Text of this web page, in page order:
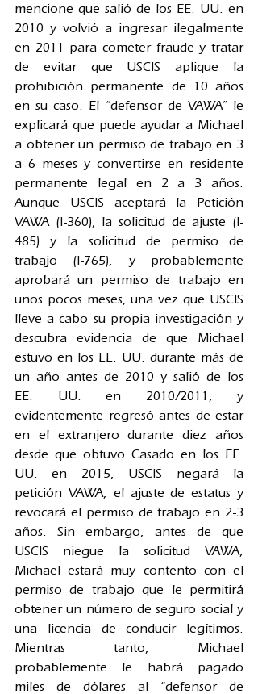
mencione que salió de los EE. UU. en
2010 y volvió a ingresar ilegalmente
en 2011 para cometer fraude y tratar
de evitar que USCIS aplique la
prohibición permanente de 10 años
en su caso. El “defensor de VAWA” le
explicará que puede ayudar a Michael
a obtener un permiso de trabajo en 3
a 6 meses y convertirse en residente
permanente legal en 2 a 3 años.
Aunque USCIS aceptará la Petición
VAWA (I-360), la solicitud de ajuste (I-
485) y la solicitud de permiso de
trabajo (I-765), y probablemente
aprobará un permiso de trabajo en
unos pocos meses, una vez que USCIS
lleve a cabo su propia investigación y
descubra evidencia de que Michael
estuvo en los EE. UU. durante más de
un año antes de 2010 y salió de los
EE. UU. en 2010/2011, y
evidentemente regresó antes de estar
en el extranjero durante diez años
desde que obtuvo Casado en los EE.
UU. en 2015, USCIS negará la
petición VAWA, el ajuste de estatus y
revocará el permiso de trabajo en 2-3
años. Sin embargo, antes de que
USCIS niegue la solicitud VAWA,
Michael estará muy contento con el
permiso de trabajo que le permitirá
obtener un número de seguro social y
una licencia de conducir legítimos.
Mientras tanto, Michael
probablemente le habrá pagado
miles de dólares al “defensor de